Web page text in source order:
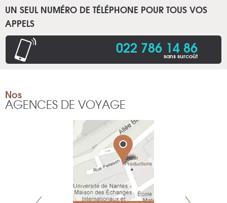
UN SEUL NUMÉRO DE TÉLÉPHONE POUR TOUS VOS
APPELS
022 786 14 86
sans surcoût
Nos
AGENCES DE VOYAGE